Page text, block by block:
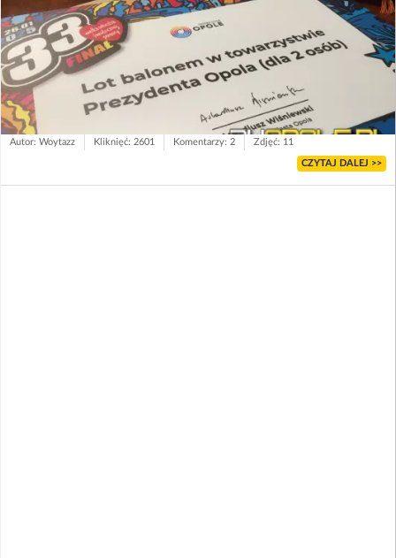
Autor: Woytazz Kliknięć: 2601 Komentarzy: 2 Zdjęć: 11
CZYTAJ DALEJ >>